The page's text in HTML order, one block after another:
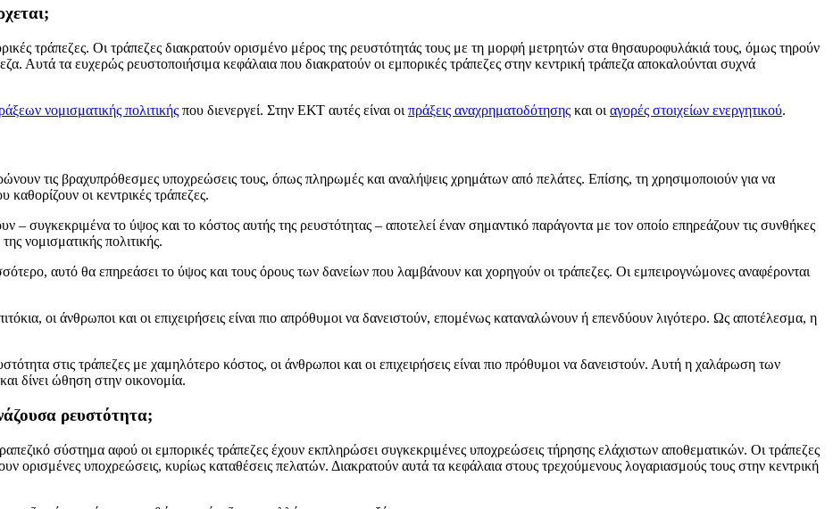
τράπεζες. Οι τράπεζες διακρατούν ορισμένο μέρος της ρευστότητάς τους με τη μορφή μετρητών στα θησαυροφυλάκιά τους, όμως τηρούν
Αυτά τα ευχερώς ρευστοποιήσιμα κεφάλαια που διακρατούν οι εμπορικές τράπεζες στην κεντρική τράπεζα αποκαλούνται συχνά
νομισματικής πολιτικής που διενεργεί. Στην ΕΚΤ αυτές είναι οι πράξεις αναχρηματοδότησης και οι αγορές στοιχείων ενεργητικού.
τις βραχυπρόθεσμες υποχρεώσεις τους, όπως πληρωμές και αναλήψεις χρημάτων από πελάτες. Επίσης, τη χρησιμοποιούν για να
καθορίζουν οι κεντρικές τράπεζες.
– συγκεκριμένα το ύψος και το κόστος αυτής της ρευστότητας – αποτελεί έναν σημαντικό παράγοντα με τον οποίο επηρεάζουν τις συνθήκες
νομισματικής πολιτικής.
αυτό θα επηρεάσει το ύψος και τους όρους των δανείων που λαμβάνουν και χορηγούν οι τράπεζες. Οι εμπειρογνώμονες αναφέρονται
οι άνθρωποι και οι επιχειρήσεις είναι πιο απρόθυμοι να δανειστούν, επομένως καταναλώνουν ή επενδύουν λιγότερο. Ως αποτέλεσμα, η
στις τράπεζες με χαμηλότερο κόστος, οι άνθρωποι και οι επιχειρήσεις είναι πιο πρόθυμοι να δανειστούν. Αυτή η χαλάρωση των
δίνει ώθηση στην οικονομία.
ρευστότητα;
σύστημα αφού οι εμπορικές τράπεζες έχουν εκπληρώσει συγκεκριμένες υποχρεώσεις τήρησης ελάχιστων αποθεματικών. Οι τράπεζες
ορισμένες υποχρεώσεις, κυρίως καταθέσεις πελατών. Διακρατούν αυτά τα κεφάλαια στους τρεχούμενους λογαριασμούς τους στην κεντρική